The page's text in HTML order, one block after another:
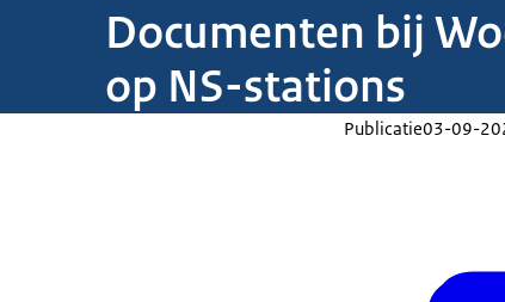
Documenten bij
op NS-stations
Publicatie03-09-